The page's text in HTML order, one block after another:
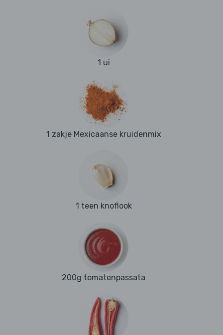
1 ui
1 zakje Mexicaanse kruidenmix
1 teen knoflook
200g tomatenpassata